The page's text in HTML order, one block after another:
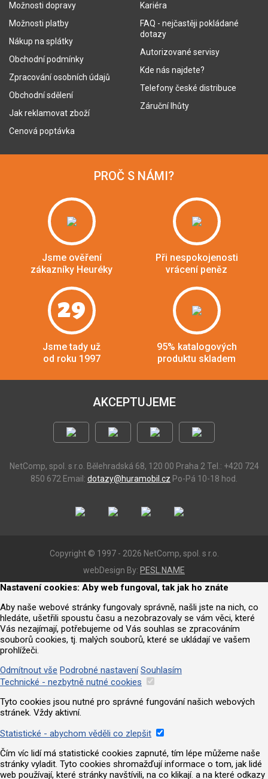
Možnosti dopravy
Možnosti platby
Nákup na splátky
Obchodní podmínky
Zpracování osobních údajů
Obchodní sdělení
Jak reklamovat zboží
Cenová poptávka
Kariéra
FAQ - nejčastěji pokládané
dotazy
Autorizované servisy
Kde nás najdete?
Telefony české distribuce
Záruční lhůty
PROČ S NÁMI?
Jsme ověření
zákazníky Heuréky
Při nespokojenosti
vrácení peněz
29
Jsme tady už
od roku 1997
95% katalogových
produktu skladem
AKCEPTUJEME
NetComp, spol. s r.o. Bělehradská 68, 120 00 Praha 2 Tel.: +420 724
850 672 Email: dotazy@huramobil.cz Po-Pá 10-18 hod.
Copyright © 1997 - 2026 NetComp, spol. s r.o.
webDesign By: PESL.NAME
Nastavení cookies: Aby web fungoval, tak jak ho znáte
Aby naše webové stránky fungovaly správně, našli jste na nich, co
hledáte, ušetřili spoustu času a nezobrazovaly se vám věci, které
Vás nezajímají, potřebujeme od Vás souhlas se zpracováním
souborů cookies, tj. malých souborů, které se ukládají ve vašem
prohlížeči.
Odmítnout vše Podrobné nastavení Souhlasím
Technické - nezbytně nutné cookies
Tyto cookies jsou nutné pro správné fungování našich webových
stránek. Vždy aktivní.
Statistické - abychom věděli co zlepšit
Čím víc lidí má statistické cookies zapnuté, tím lépe můžeme naše
stránky vyladit. Tyto cookies shromažďují informace o tom, jak lidé
web používají, které stránky navštívili, na co klikají. a na které odkazy